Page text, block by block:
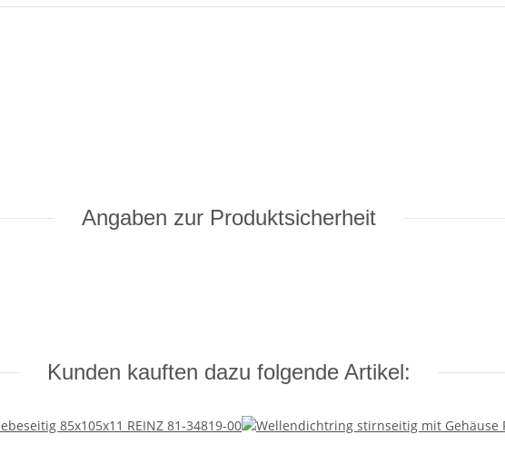
Angaben zur Produktsicherheit
Kunden kauften dazu folgende Artikel: